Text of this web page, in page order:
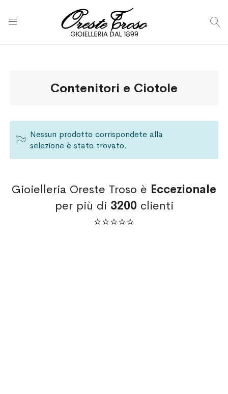
Contenitori e Ciotole
Nessun prodotto corrispondete alla
selezione è stato trovato.
Gioielleria Oreste Troso è Eccezionale
per più di 3200clienti
⭐⭐⭐⭐⭐